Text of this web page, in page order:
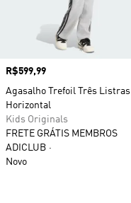
Preço
R$599,99
Agasalho Trefoil Três Listras
Horizontal
Kids Originals
FRETE GRÁTIS MEMBROS
ADICLUB
Novo